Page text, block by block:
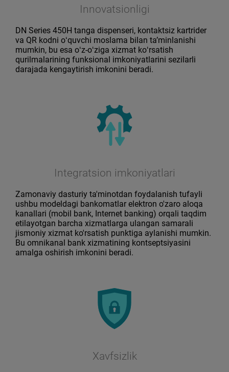
Innovatsionligi
DN Series 450H tanga dispenseri, kontaktsiz kartrider
va QR kodni oʻquvchi moslama bilan taʼminlanishi
mumkin, bu esa oʻz-oʻziga xizmat koʻrsatish
qurilmalarining funksional imkoniyatlarini sezilarli
darajada kengaytirish imkonini beradi.
Integratsion imkoniyatlari
Zamonaviy dasturiy ta'minotdan foydalanish tufayli
ushbu modeldagi bankomatlar elektron o'zaro aloqa
kanallari (mobil bank, Internet banking) orqali taqdim
etilayotgan barcha xizmatlarga ulangan samarali
jismoniy xizmat ko'rsatish punktiga aylanishi mumkin.
Bu omnikanal bank xizmatining kontseptsiyasini
amalga oshirish imkonini beradi.
Xavfsizlik